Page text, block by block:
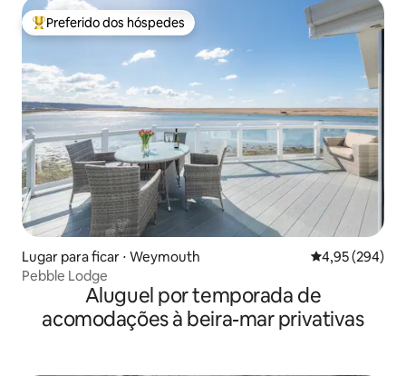
Entre os melhores preferidos dos hóspedes
Preferido dos hóspedes
Lugar para ficar ⋅ Weymouth 4,95 de uma
4,95 (294)
Pebble Lodge
Aluguel por temporada de
acomodações à beira-mar privativas